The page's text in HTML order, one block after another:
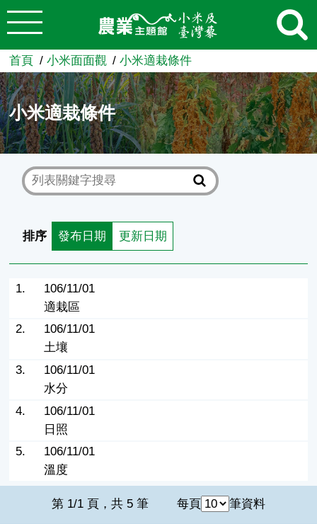
跳到主要內容
農業知識入口網
首頁 小米面面觀 小米適栽條件
小米適栽條件
排序 發布日期 更新日期
1.
106/11/01
適栽區
2.
106/11/01
土壤
3.
106/11/01
水分
4.
106/11/01
日照
5.
106/11/01
溫度
第 1/1 頁，共 5 筆 每頁 筆資料